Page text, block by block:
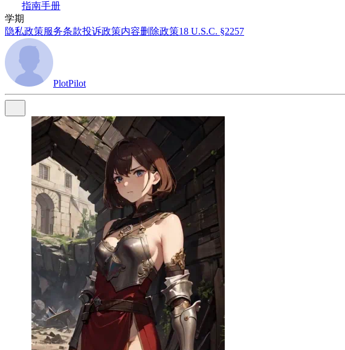
指南手册
学期
隐私政策服务条款投诉政策内容删除政策18 U.S.C. §2257
PlotPilot